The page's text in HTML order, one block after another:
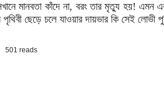
মানবতা কাঁদে না, বরং তার মৃত্যু হয়! এমন
ছেড়ে চলে যাওয়ার দায়ভার কি সেই লোভী
501 reads